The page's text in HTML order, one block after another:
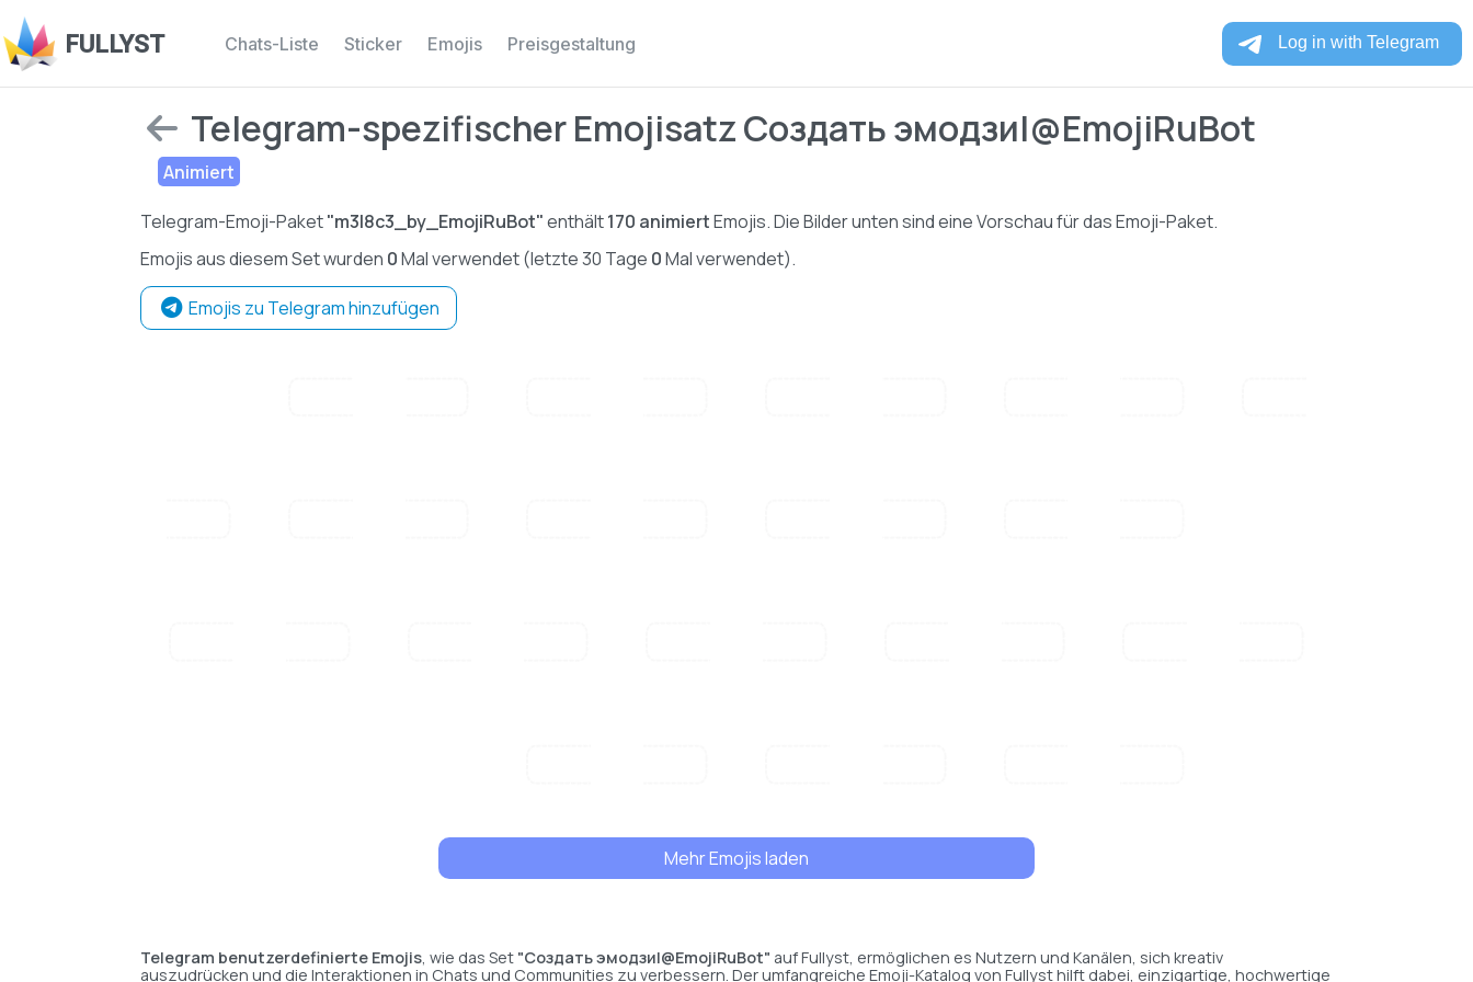
FULLYST Chats-Liste Sticker Emojis Preisgestaltung
Telegram-spezifischer Emojisatz Создать эмодзи|@EmojiRuBot
Animiert
Telegram-Emoji-Paket"m3I8c3_by_EmojiRuBot"enthält170 animiertEmojis. Die Bilder unten sind eine Vorschau für das Emoji-Paket.
Emojis aus diesem Set wurden 0Mal verwendet (letzte 30 Tage 0Mal verwendet).
Emojis zu Telegram hinzufügen
Mehr Emojis laden
Telegram benutzerdefinierte Emojis, wie das Set "Создать эмодзи|@EmojiRuBot" auf Fullyst, ermöglichen es Nutzern und Kanälen, sich kreativ
auszudrücken und die Interaktionen in Chats und Communities zu verbessern. Der umfangreiche Emoji-Katalog von Fullyst hilft dabei, einzigartige, hochwertige